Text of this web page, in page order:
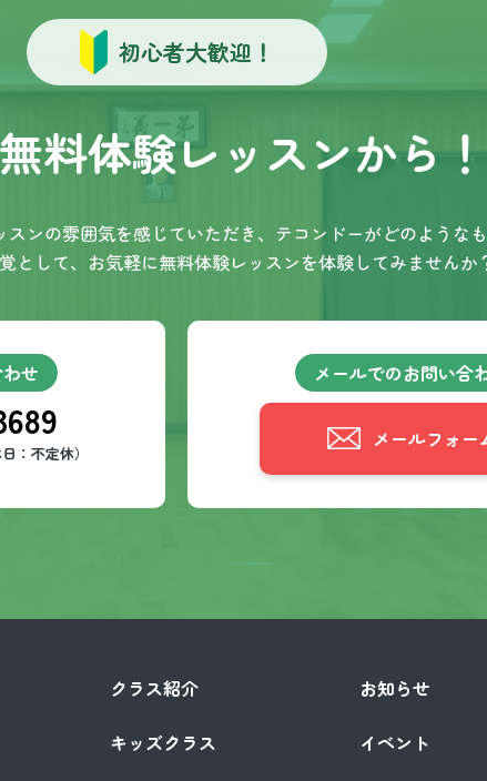
初心者大歓迎！
料体験レッスンから！
ンの雰囲気を感じていただき、テコンドーがどのような
として、お気軽に無料体験レッスンを体験してみませんか
せ
：不定休）
メールでのお問い合
メールフォー
クラス紹介
キッズクラス
お知らせ
イベント